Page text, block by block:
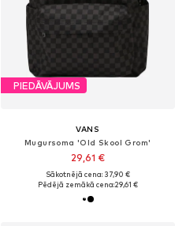
PIEDĀVĀJUMS
VANS
Mugursoma 'Old Skool Grom'
29,61 €
Sākotnējā cena: 37,90 €
Pēdējā zemākā cena:29,61 €